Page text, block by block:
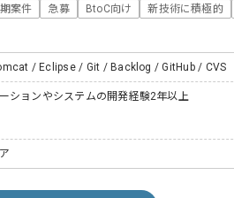
案件 急募 BtoC向け 新技術に積極的
/ Eclipse / Git / Backlog / GitHub / CVS
ションやシステムの開発経験2年以上